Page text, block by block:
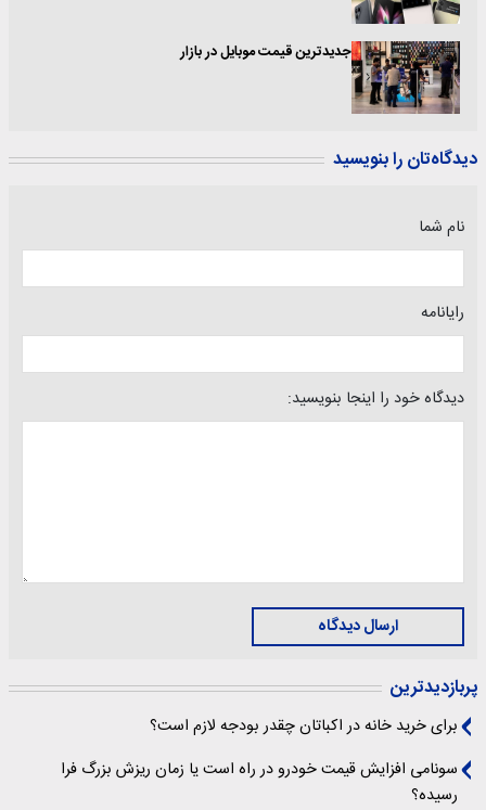
جدیدترین قیمت موبایل در بازار
دیدگاه‌تان را بنویسید
نام شما
رایانامه
دیدگاه خود را اینجا بنویسید:
ارسال دیدگاه
پربازدیدترین
برای خرید خانه در اکباتان چقدر بودجه لازم است؟
سونامی افزایش قیمت خودرو در راه است یا زمان ریزش بزرگ فرا
رسیده؟